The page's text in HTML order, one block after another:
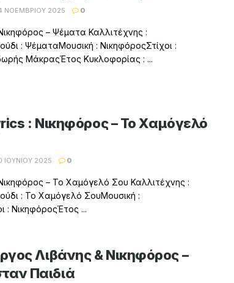
ΝΟΕΜΒΡΊΟΥ 2025 0
– Ψέματα Καλλιτέχνης :
: ΨέματαΜουσική : ΝικηφόροςΣτίχοι :
ΜάκραςΈτος Κυκλοφορίας : ...
: Νικηφόρος – Το Χαμόγελό
ΙΟΥΝΊΟΥ 2025 0
Νικηφόρος – Το Χαμόγελό Σου Καλλιτέχνης :
: Το Χαμόγελό ΣουΜουσική :
: ΝικηφόροςΈτος ...
Λιβάνης & Νικηφόρος –
Παιδιά